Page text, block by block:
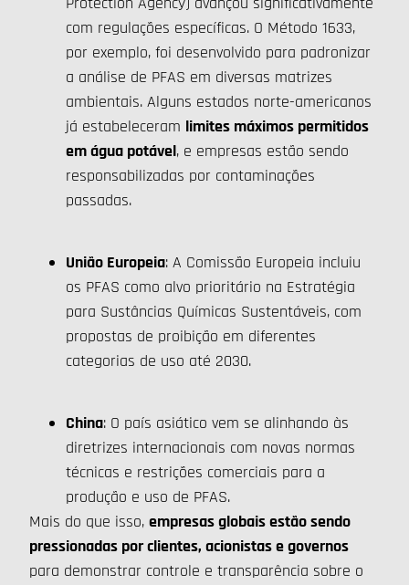
com regulações específicas. O Método 1633,
por exemplo, foi desenvolvido para padronizar
a análise de PFAS em diversas matrizes
ambientais. Alguns estados norte-americanos
já estabeleceram limites máximos permitidos
em água potável, e empresas estão sendo
responsabilizadas por contaminações
passadas.
União Europeia: A Comissão Europeia incluiu
os PFAS como alvo prioritário na Estratégia
para Sustâncias Químicas Sustentáveis, com
propostas de proibição em diferentes
categorias de uso até 2030.
China: O país asiático vem se alinhando às
diretrizes internacionais com novas normas
técnicas e restrições comerciais para a
produção e uso de PFAS.
Mais do que isso,empresas globais estão sendo
pressionadas por clientes, acionistas e governos
para demonstrar controle e transparência sobre o